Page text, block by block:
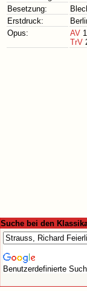
Besetzung:
Erstdruck:
Opus:
AV
TrV
Suche bei den
Benutzerdefinierte